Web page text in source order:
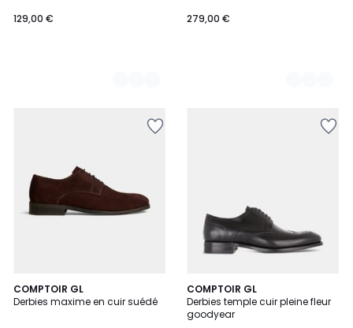
129,00 €
279,00 €
COMPTOIR GL
Derbies maxime en cuir suédé
COMPTOIR GL
Derbies temple cuir pleine fleur
goodyear